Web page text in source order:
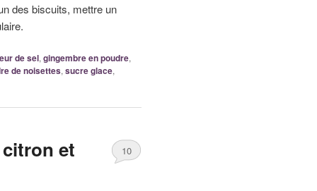
des biscuits, mettre un
de sel, gingembre en poudre,
de noisettes, sucre glace,
et 10